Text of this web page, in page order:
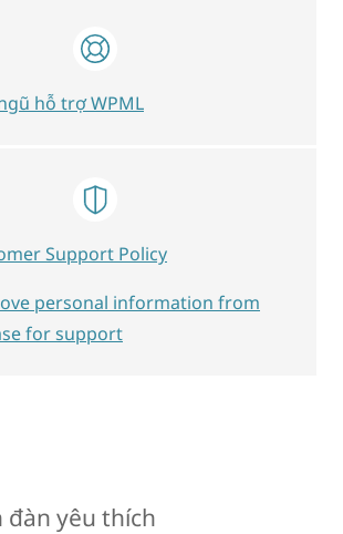
đàn yêu thích
hỗ trợ WPML
Support Policy
personal information from
for support